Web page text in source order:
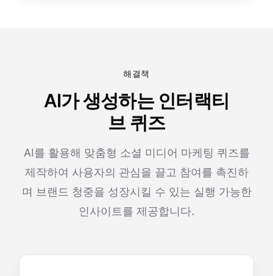
해결책
AI가 생성하는 인터랙티
브 퀴즈
AI를 활용해 맞춤형 소셜 미디어 마케팅 퀴즈를
제작하여 사용자의 관심을 끌고 참여를 촉진하
며 브랜드 청중을 성장시킬 수 있는 실행 가능한
인사이트를 제공합니다.